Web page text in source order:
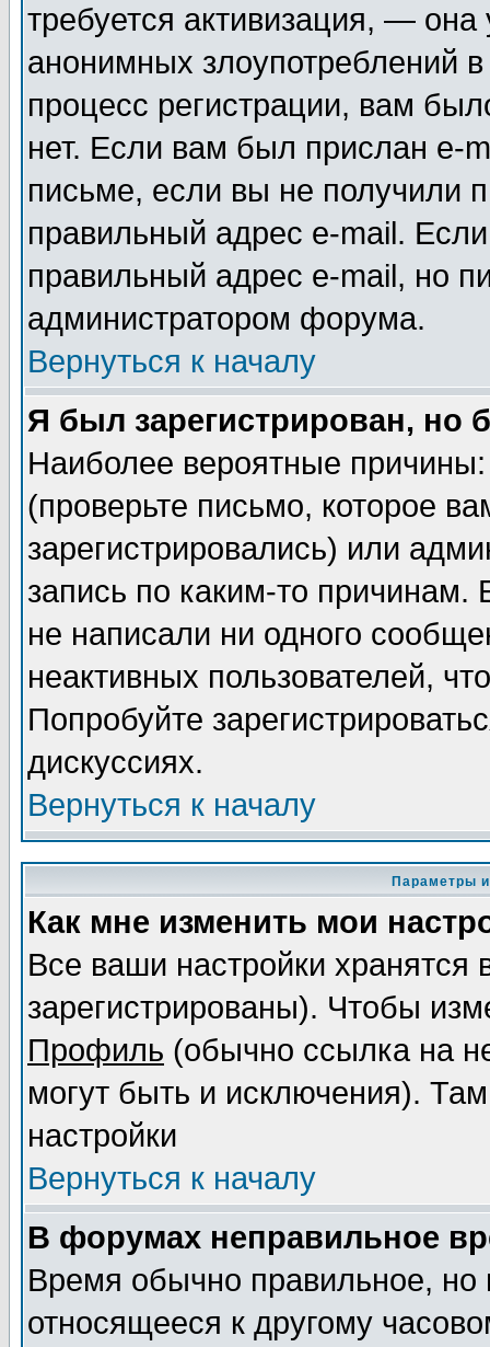
требуется активизация, —
анонимных злоупотреблений
процесс регистрации, вам
нет. Если вам был прислан e-
письме, если вы не получили
правильный адрес e-mail.
правильный адрес e-mail, но
администратором форума.
Вернуться к началу
Я был зарегистрирован, но
Наиболее вероятные
(проверьте письмо, которое
зарегистрировались) или
запись по каким-то
не написали ни одного
неактивных пользователей,
Попробуйте
дискуссиях.
Вернуться к началу
Параметры
Как мне изменить мои
Все ваши настройки
зарегистрированы). Чтобы
Профиль (обычно ссылка на
могут быть и исключения).
настройки
Вернуться к началу
В форумах неправильное
Время обычно правильное,
относящееся к другому